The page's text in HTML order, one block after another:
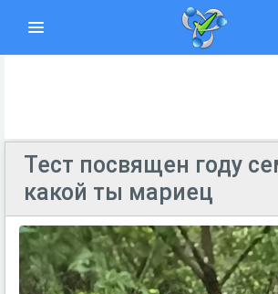
Тест посвящен году
какой ты мариец